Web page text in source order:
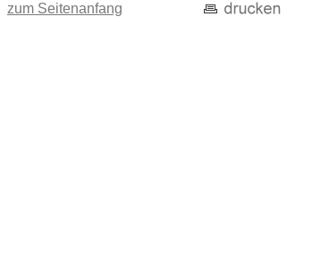
zum Seitenanfang